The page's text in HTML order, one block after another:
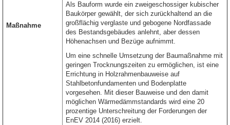
Maßnahme
Als Bauform wurde ein zweigeschossiger kubischer
Baukörper gewählt, der sich zurückhaltend an die
großflächig verglaste und gebogene Nordfassade
des Bestandsgebäudes anlehnt, aber dessen
Höhenachsen und Bezüge aufnimmt.
Um eine schnelle Umsetzung der Baumaßnahme mit
geringen Trocknungszeiten zu ermöglichen, ist eine
Errichtung in Holzrahmenbauweise auf
Stahlbetonfundamenten und Bodenplatte
vorgesehen. Mit dieser Bauweise und den damit
möglichen Wärmedämmstandards wird eine 20
prozentige Unterschreitung der Forderungen der
EnEV 2014 (2016) erzielt.